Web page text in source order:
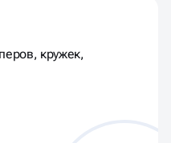
кружек,